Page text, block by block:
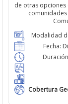
de otras opciones
Modalidad
Fecha:
Cobertura